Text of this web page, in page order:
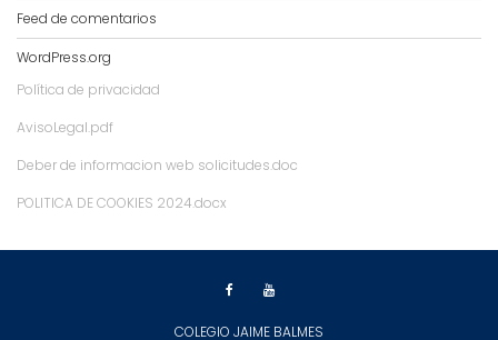
Feed de comentarios
WordPress.org
Política de privacidad
AvisoLegal.pdf
Deber de informacion web solicitudes.doc
POLITICA DE COOKIES 2024.docx
COLEGIO JAIME BALMES